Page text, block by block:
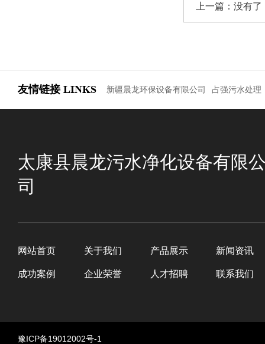
上一篇：没有了
友情链接 LINKS 新疆晨龙环保设备有限公司 占强污水处理
太康县晨龙污水净化设备有限
司
网站首页 关于我们 产品展示 新闻资讯
成功案例 企业荣誉 人才招聘 联系我们
豫ICP备19012002号-1